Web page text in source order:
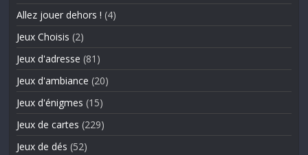
Allez jouer dehors ! (4)
Jeux Choisis (2)
Jeux d'adresse (81)
Jeux d'ambiance (20)
Jeux d'énigmes (15)
Jeux de cartes (229)
Jeux de dés (52)